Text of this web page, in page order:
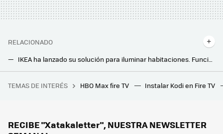
RELACIONADO
IKEA ha lanzado su solución para iluminar habitaciones. Funciona sin cables y además se puede controlar desde el móvil
Lo último de IKEA es una lámpara para casa barata, que funciona sin electricidad y que además se enciende sola
Un jugador compra a su hijo un PC gaming nuevo por 1.160 euros, pero no se da cuenta de que el hardware instalado tiene más de 10 años
TEMAS DE INTERÉS HBO Max fire TV Instalar Kodi en Fire TV
RECIBE "Xatakaletter", NUESTRA NEWSLETTER